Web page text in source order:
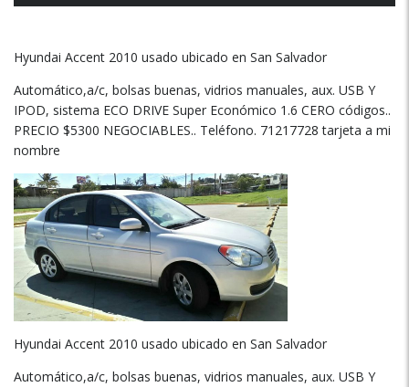
Hyundai Accent 2010 usado ubicado en San Salvador
Automático,a/c, bolsas buenas, vidrios manuales, aux. USB Y
IPOD, sistema ECO DRIVE Super Económico 1.6 CERO códigos..
PRECIO $5300 NEGOCIABLES.. Teléfono. 71217728 tarjeta a mi
nombre
Hyundai Accent 2010 usado ubicado en San Salvador
Automático,a/c, bolsas buenas, vidrios manuales, aux. USB Y